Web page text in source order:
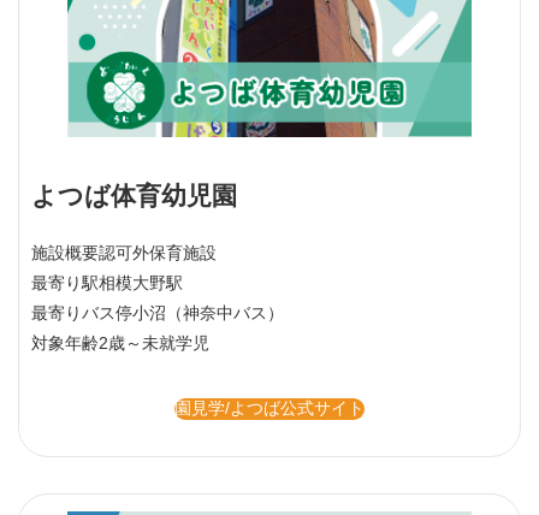
よつば体育幼児園
施設概要認可外保育施設
最寄り駅相模大野駅
最寄りバス停小沼（神奈中バス）
対象年齢2歳～未就学児
園見学/よつば公式サイト